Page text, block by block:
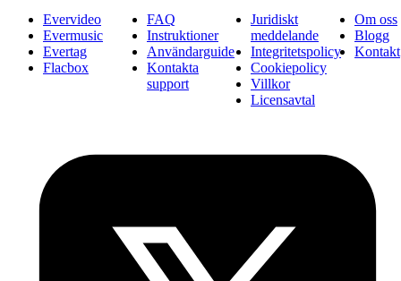
Evervideo
Evermusic
Evertag
Flacbox
FAQ
Instruktioner
Användarguide
Kontakta
support
Juridiskt
meddelande
Integritetspolicy
Cookiepolicy
Villkor
Licensavtal
Om oss
Blogg
Kontakt